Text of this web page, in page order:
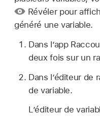
Révéler pour
généré une variable.
Dans l’app
deux fois sur un
Dans l’éditeur de
de variable.
L’éditeur de